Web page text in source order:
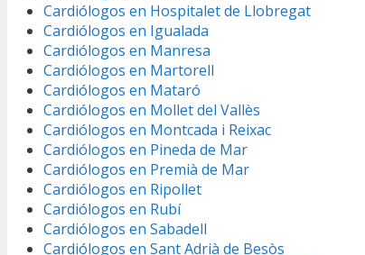
Cardiólogos en Hospitalet de Llobregat
Cardiólogos en Igualada
Cardiólogos en Manresa
Cardiólogos en Martorell
Cardiólogos en Mataró
Cardiólogos en Mollet del Vallès
Cardiólogos en Montcada i Reixac
Cardiólogos en Pineda de Mar
Cardiólogos en Premià de Mar
Cardiólogos en Ripollet
Cardiólogos en Rubí
Cardiólogos en Sabadell
Cardiólogos en Sant Adrià de Besòs